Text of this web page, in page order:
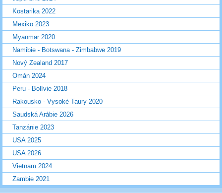
Kostarika 2022
Mexiko 2023
Myanmar 2020
Namibie - Botswana - Zimbabwe 2019
Nový Zealand 2017
Omán 2024
Peru - Bolívie 2018
Rakousko - Vysoké Taury 2020
Saudská Arábie 2026
Tanzánie 2023
USA 2025
USA 2026
Vietnam 2024
Zambie 2021